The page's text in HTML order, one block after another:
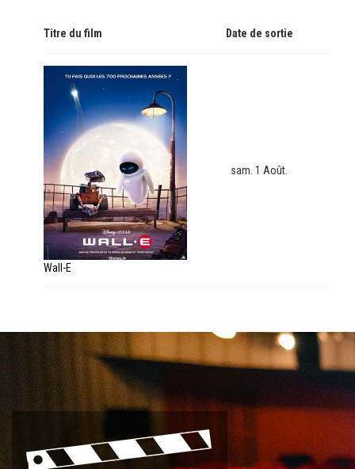
Titre du film Date de sortie
Wall-E
sam. 1 Août.